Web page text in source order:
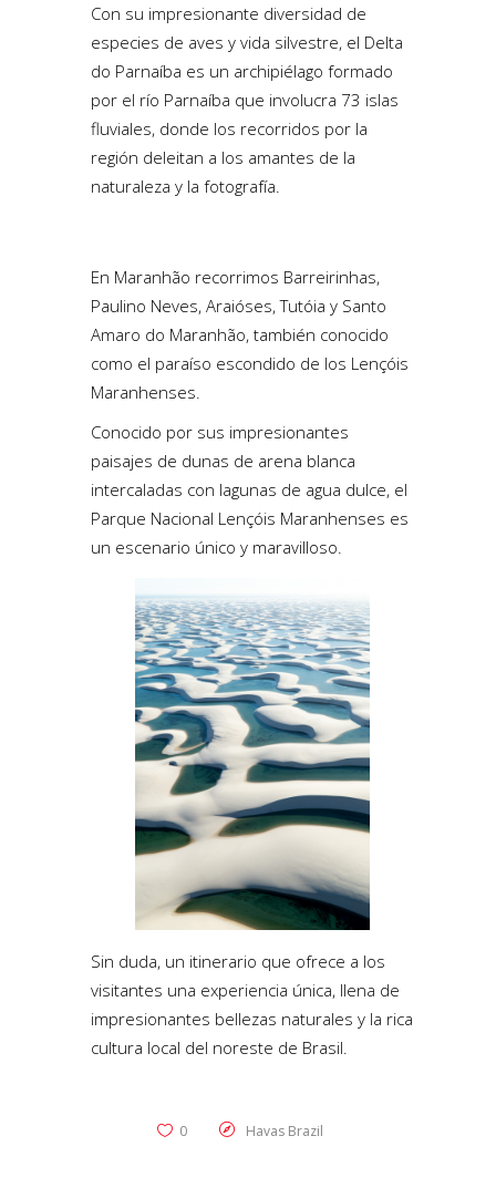
Con su impresionante diversidad de
especies de aves y vida silvestre, el Delta
do Parnaíba es un archipiélago formado
por el río Parnaíba que involucra 73 islas
fluviales, donde los recorridos por la
región deleitan a los amantes de la
naturaleza y la fotografía.
En Maranhão recorrimos Barreirinhas,
Paulino Neves, Araióses, Tutóia y Santo
Amaro do Maranhão, también conocido
como el paraíso escondido de los Lençóis
Maranhenses.
Conocido por sus impresionantes
paisajes de dunas de arena blanca
intercaladas con lagunas de agua dulce, el
Parque Nacional Lençóis Maranhenses es
un escenario único y maravilloso.
Sin duda, un itinerario que ofrece a los
visitantes una experiencia única, llena de
impresionantes bellezas naturales y la rica
cultura local del noreste de Brasil.
0 Havas Brazil